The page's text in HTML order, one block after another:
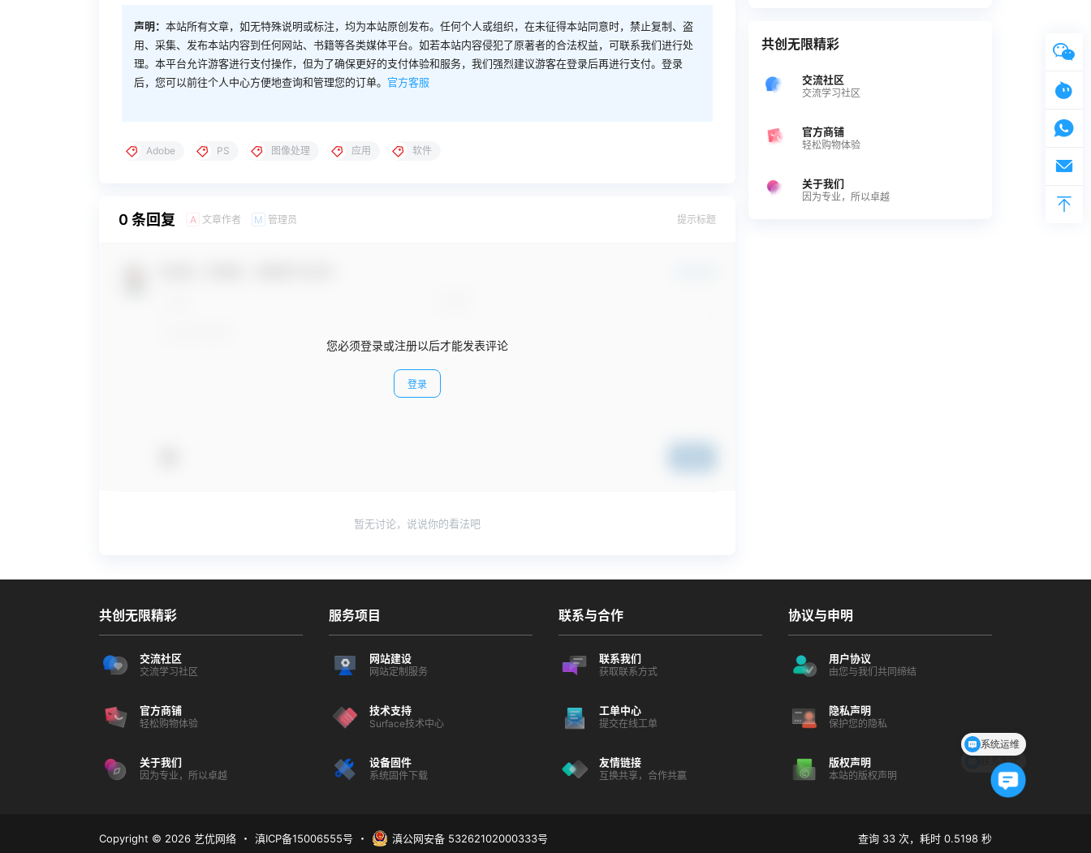
声明： 本站所有文章，如无特殊说明或标注，均为本站原创发布。任何个人或组织，在未征得本站同意时，禁止复制、盗
用、采集、发布本站内容到任何网站、书籍等各类媒体平台。如若本站内容侵犯了原著者的合法权益，可联系我们进行处
理。本平台允许游客进行支付操作，但为了确保更好的支付体验和服务，我们强烈建议游客在登录后再进行支付。登录
后，您可以前往个人中心方便地查询和管理您的订单。 官方客服
Adobe PS 图像处理 应用 软件
0 条回复 A 文章作者 M 管理员 提示标题
您必须登录或注册以后才能发表评论
登录
暂无讨论，说说你的看法吧
共创无限精彩
交流社区
交流学习社区
官方商铺
轻松购物体验
关于我们
因为专业，所以卓越
共创无限精彩
交流社区
交流学习社区
官方商铺
轻松购物体验
关于我们
因为专业，所以卓越
服务项目
网站建设
网站定制服务
技术支持
Surface技术中心
设备固件
系统固件下载
联系与合作
联系我们
获取联系方式
工单中心
提交在线工单
友情链接
互换共享，合作共赢
协议与申明
用户协议
由您与我们共同缔结
隐私声明
保护您的隐私
版权声明
本站的版权声明
Copyright © 2026 艺优网络 ・ 滇ICP备15006555号 ・ 滇公网安备 53262102000333号 查询 33 次，耗时 0.5198 秒
联系方式